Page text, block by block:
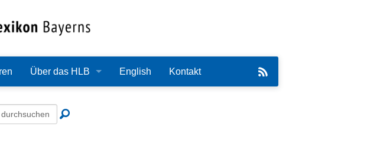
Über das HLB
Redaktion
English Kontakt